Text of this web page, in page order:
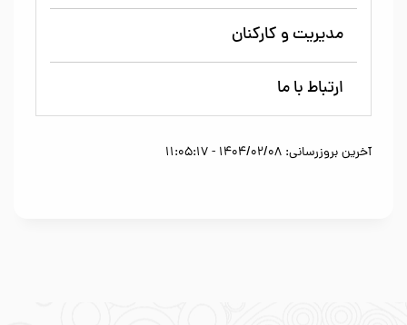
مدیریت و کارکنان
ارتباط با ما
آخرین بروزرسانی: 1404/02/08 - 11:05:17